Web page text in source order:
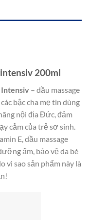
200ml
Intensiv – dầu massage
bậc cha mẹ tin dùng
nội địa Đức, đảm
cảm của trẻ sơ sinh.
E, dầu massage
ẩm, bảo vệ da bé
vì sao sản phẩm này là